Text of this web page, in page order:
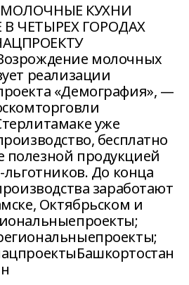
КУХНИ
ЧЕТЫРЕХ ГОРОДАХ
молочных
реализации
«Демография», —
уже
бесплатно
продукцией
льготников. До конца
заработают
Октябрьском и